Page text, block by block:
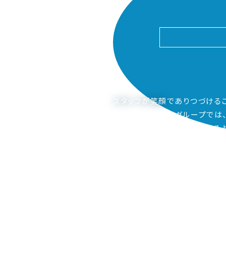
スタッフが笑顔でありつづける
ピアーサーティーグループでは
ご家族も笑顔になってもらえる